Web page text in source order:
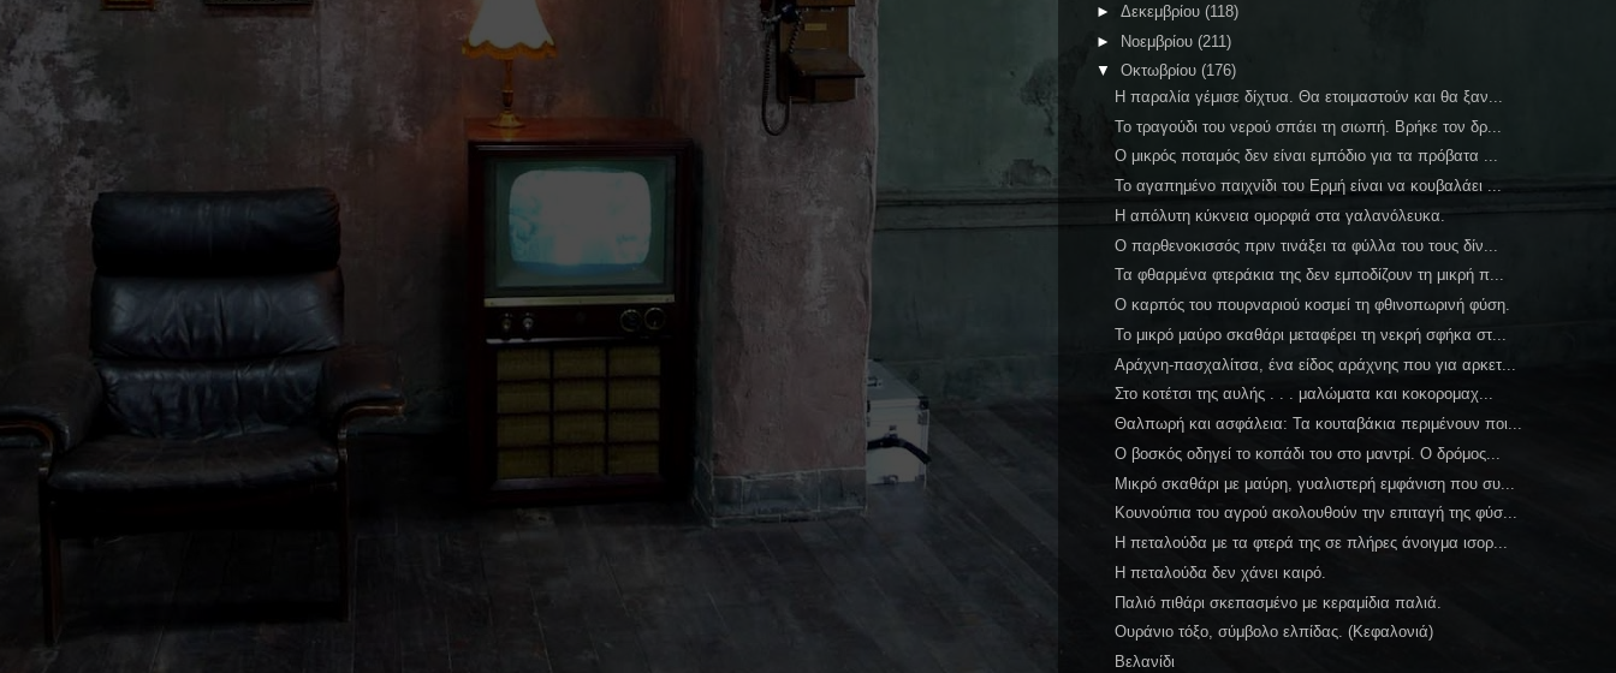
► Δεκεμβρίου (118)
► Νοεμβρίου (211)
▼ Οκτωβρίου (176)
Η παραλία γέμισε δίχτυα. Θα ετοιμαστούν και θα ξαν...
Το τραγούδι του νερού σπάει τη σιωπή. Βρήκε τον δρ...
Ο μικρός ποταμός δεν είναι εμπόδιο για τα πρόβατα ...
Το αγαπημένο παιχνίδι του Ερμή είναι να κουβαλάει ...
Η απόλυτη κύκνεια ομορφιά στα γαλανόλευκα.
Ο παρθενοκισσός πριν τινάξει τα φύλλα του τους δίν...
Τα φθαρμένα φτεράκια της δεν εμποδίζουν τη μικρή π...
Ο καρπός του πουρναριού κοσμεί τη φθινοπωρινή φύση.
Το μικρό μαύρο σκαθάρι μεταφέρει τη νεκρή σφήκα στ...
Αράχνη-πασχαλίτσα, ένα είδος αράχνης που για αρκετ...
Στο κοτέτσι της αυλής . . . μαλώματα και κοκορομαχ...
Θαλπωρή και ασφάλεια: Τα κουταβάκια περιμένουν ποι...
Ο βοσκός οδηγεί το κοπάδι του στο μαντρί. Ο δρόμος...
Μικρό σκαθάρι με μαύρη, γυαλιστερή εμφάνιση που συ...
Κουνούπια του αγρού ακολουθούν την επιταγή της φύσ...
Η πεταλούδα με τα φτερά της σε πλήρες άνοιγμα ισορ...
Η πεταλούδα δεν χάνει καιρό.
Παλιό πιθάρι σκεπασμένο με κεραμίδια παλιά.
Ουράνιο τόξο, σύμβολο ελπίδας. (Κεφαλονιά)
Βελανίδι